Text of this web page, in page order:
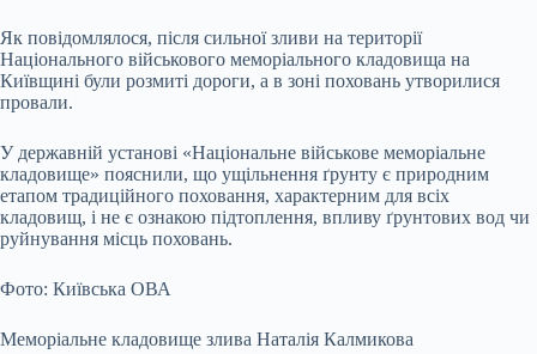
Як повідомлялося, після сильної зливи на території
Національного військового меморіального кладовища на
Київщині були розмиті дороги, а в зоні поховань утворилися
провали.
У державній установі «Національне військове меморіальне
кладовище» пояснили, що ущільнення ґрунту є природним
етапом традиційного поховання, характерним для всіх
кладовищ, і не є ознакою підтоплення, впливу ґрунтових вод чи
руйнування місць поховань.
Фото: Київська ОВА
Меморіальне кладовище злива Наталія Калмикова